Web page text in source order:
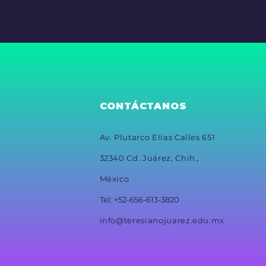
CONTÁCTANOS
Av. Plutarco Elías Calles 651
32340 Cd. Juárez, Chih.,
México
Tel: +52-656-613-3820
info@teresianojuarez.edu.mx